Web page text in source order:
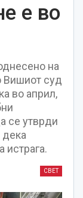
е во
на
Вишиот суд
во април,
се утврди
дека
истрага.
СВЕТ